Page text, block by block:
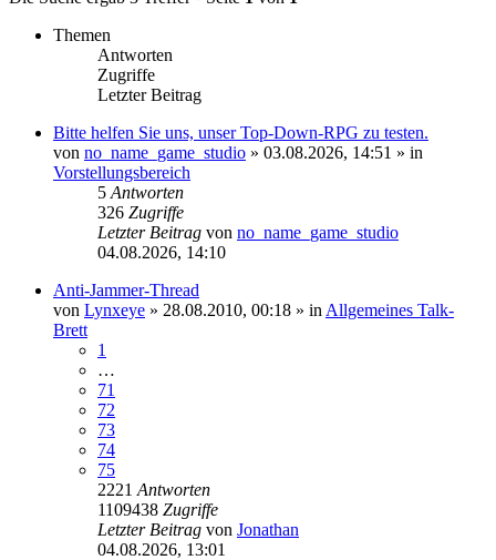
Themen
Antworten
Zugriffe
Letzter Beitrag
Bitte helfen Sie uns, unser Top-Down-RPG zu testen.
von no_name_game_studio » 03.08.2026, 14:51 » in
Vorstellungsbereich
5 Antworten
326 Zugriffe
Letzter Beitrag von no_name_game_studio
04.08.2026, 14:10
Anti-Jammer-Thread
von Lynxeye » 28.08.2010, 00:18 » in Allgemeines Talk-
Brett
1
…
71
72
73
74
75
2221 Antworten
1109438 Zugriffe
Letzter Beitrag von Jonathan
04.08.2026, 13:01